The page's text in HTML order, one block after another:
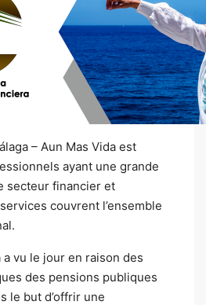
– Aun Mas Vida est
ayant une grande
secteur financier et
couvrent l’ensemble
a vu le jour en raison des
des pensions publiques
le but d’offrir une